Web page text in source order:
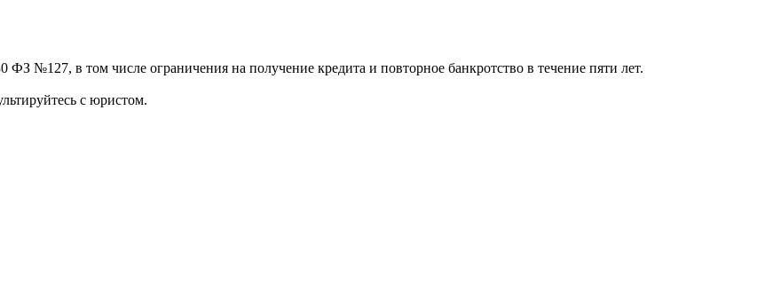
ФЗ №127, в том числе ограничения на получение кредита и повторное банкротство в течение пяти лет.
с юристом.